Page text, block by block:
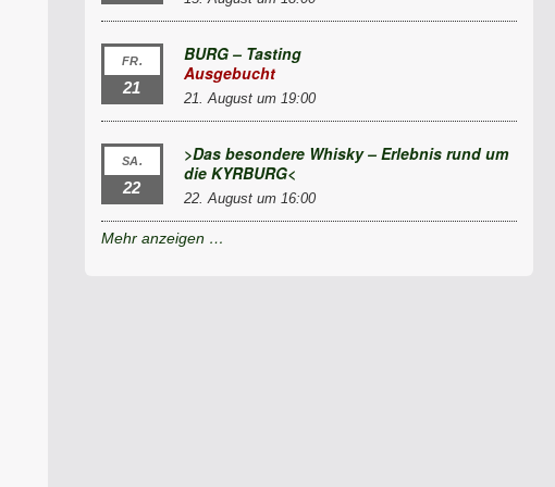
FR.
21
BURG – Tasting
Ausgebucht
21. August um 19:00
SA.
22
>Das besondere Whisky – Erlebnis rund um
die KYRBURG<
22. August um 16:00
Mehr anzeigen …